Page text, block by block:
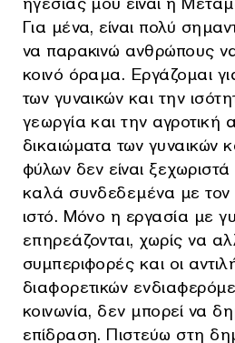
Για μένα, είναι πολύ
να παρακινώ ανθρώπους
κοινό όραμα. Εργάζομαι
των γυναικών και την
γεωργία και την αγροτική
δικαιώματα των γυναικών
φύλων δεν είναι
καλά συνδεδεμένα με τον
ιστό. Μόνο η εργασία με
επηρεάζονται, χωρίς να
συμπεριφορές και οι
διαφορετικών
κοινωνία, δεν μπορεί να
επίδραση. Πιστεύω στη